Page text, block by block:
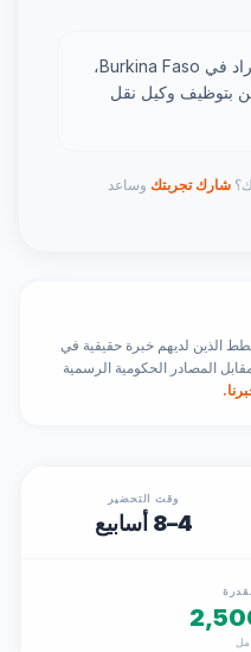
نظراً لتعقيد عملية الاستيراد في Burkina Faso،
بتوظيف وكيل نقل
شارك تجربتك وساعد
الذين لديهم خبرة حقيقية في
المصادر الحكومية الرسمية
وقت التحضير
4–8 أسابيع